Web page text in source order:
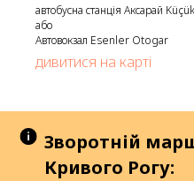
автобусна станція Аксарай
або
Автовокзал Esenler Otogar
дивитися на карті
Зворотній
Кривого Рогу: